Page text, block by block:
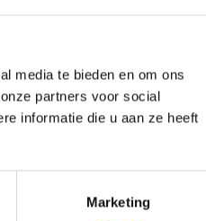
media te bieden en om ons
partners voor social
informatie die u aan ze heeft
Marketing